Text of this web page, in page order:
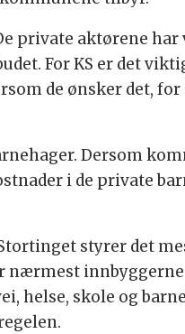
private aktørene
For KS er det
de ønsker det, for
Dersom
i de private
styrer det
nærmest
helse, skole og